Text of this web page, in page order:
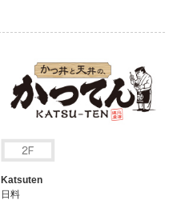
Katsuten
日料